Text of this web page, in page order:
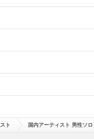
ト 国内アーティスト 男性ソロ